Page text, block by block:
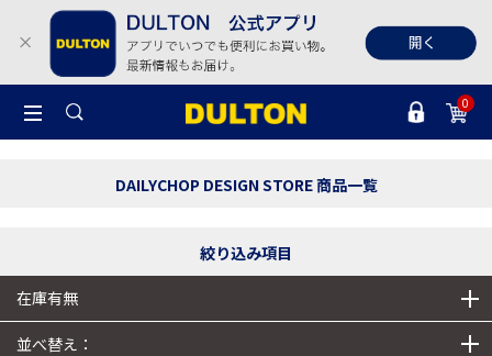
0
DAILYCHOP DESIGN STORE 商品一覧
絞り込み項目
在庫有無
並べ替え：